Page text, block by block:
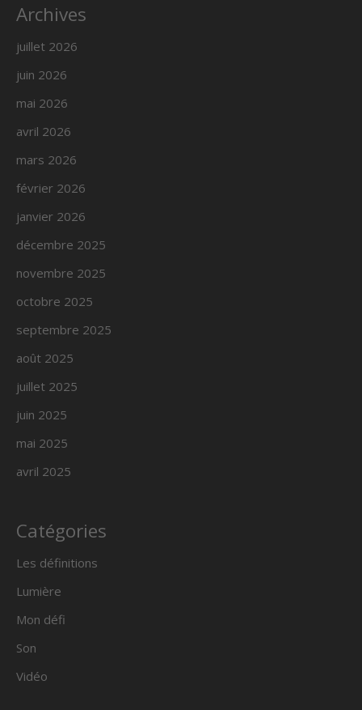
Archives
juillet 2026
juin 2026
mai 2026
avril 2026
mars 2026
février 2026
janvier 2026
décembre 2025
novembre 2025
octobre 2025
septembre 2025
août 2025
juillet 2025
juin 2025
mai 2025
avril 2025
Catégories
Les définitions
Lumière
Mon défi
Son
Vidéo